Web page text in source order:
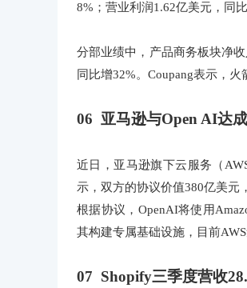
8%；营业利润1.62亿美元，同
分部业绩中，产品商务板块净
同比增32%。Coupang表示，
06 亚马逊与Open AI达
近日，亚马逊旗下云服务（
示，双方的协议价值380亿美元
根据协议，OpenAI将使用
其构建专属基础设施，目前
07 Shopify三季度营收